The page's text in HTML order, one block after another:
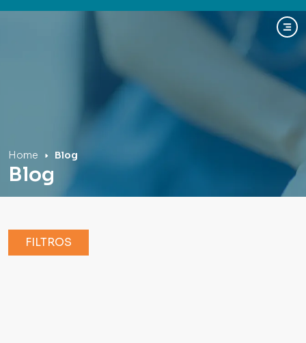
Home Blog
Blog
FILTROS